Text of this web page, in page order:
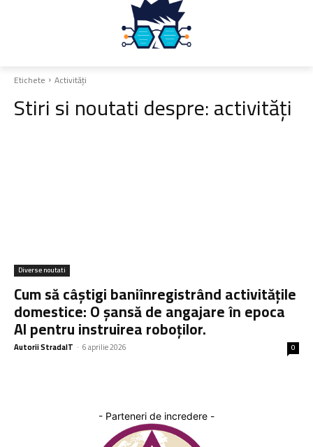
Etichete Activități
Stiri si noutati despre:activități
Diverse noutati
Cum să câștigi baniînregistrând activitățile
domestice: O șansă de angajare în epoca
AI pentru instruirea roboților.
Autorii StradaIT - 6 aprilie 2026 0
- Parteneri de incredere -